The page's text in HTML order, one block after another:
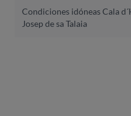
Condiciones idóneas Cala
Josep de sa Talaia